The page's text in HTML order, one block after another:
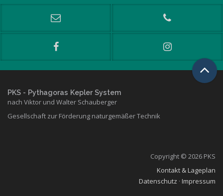
PKS - Pythagoras Kepler System
nach Viktor und Walter Schauberger
Gesellschaft zur Förderung naturgemäßer Technik
Copyright © 2026 PKS
Kontakt & Lageplan
Datenschutz · Impressum